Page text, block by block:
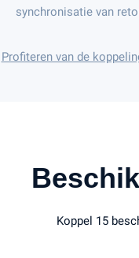
synchronisatie van
Profiteren van de
Koppel 15